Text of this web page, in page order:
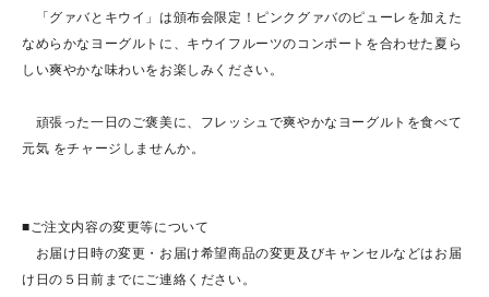
「グァバとキウイ」は頒布会限定！ピンクグァバのピューレを加えた
なめらかなヨーグルトに、キウイフルーツのコンポートを合わせた夏ら
しい爽やかな味わいをお楽しみください。
頑張った一日のご褒美に、フレッシュで爽やかなヨーグルトを食べて
元気 をチャージしませんか。
■ご注文内容の変更等について
お届け日時の変更・お届け希望商品の変更及びキャンセルなどはお届
け日の５日前までにご連絡ください。